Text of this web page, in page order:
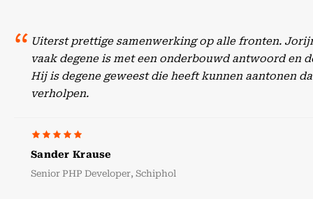
Uiterst prettige samenwerking op alle fronten.
vaak degene is met een onderbouwd antwoord en
Hij is degene geweest die heeft kunnen aantonen
verholpen.
Sander Krause
Senior PHP Developer, Schiphol